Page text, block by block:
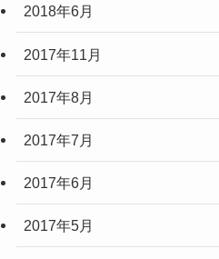
2018年6月
2017年11月
2017年8月
2017年7月
2017年6月
2017年5月